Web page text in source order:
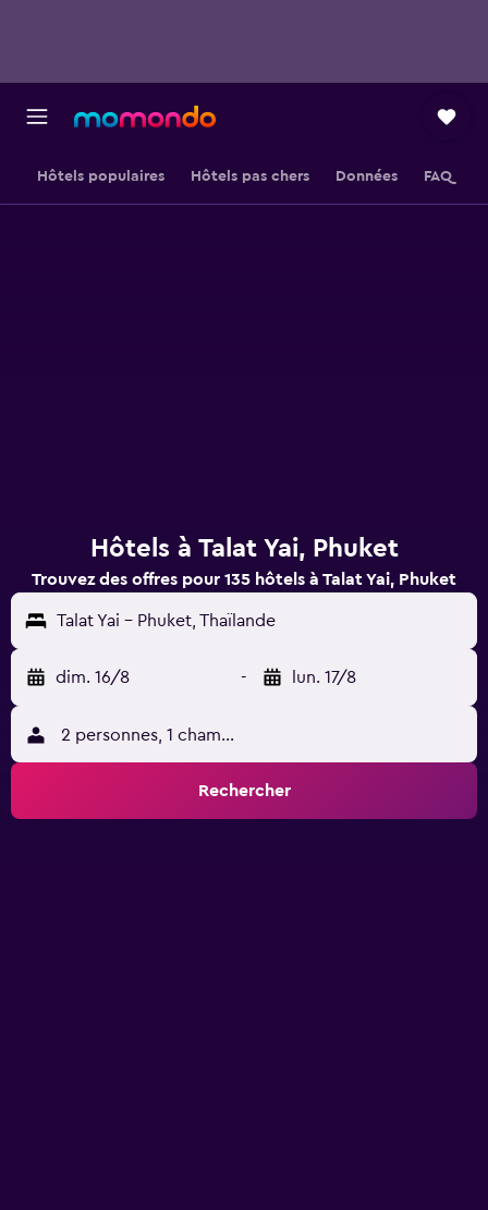
Hôtels populaires Hôtels pas chers Données FAQ
Hôtels à Talat Yai, Phuket
Trouvez des offres pour 135 hôtels à Talat Yai, Phuket
Talat Yai - Phuket, Thaïlande
dim. 16/8 - lun. 17/8
2 personnes, 1 chambre
Rechercher